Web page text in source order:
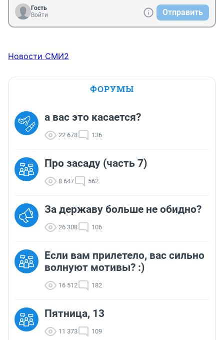
Гость
Войти
Отправить
Новости СМИ2
ФОРУМЫ
а вас это касается?
22 678 136
Про засаду (часть 7)
8 647 562
За державу больше не обидно?
26 308 106
Если вам прилетело, вас сильно
волнуют мотивы? :)
16 512 182
Пятница, 13
11 373 109